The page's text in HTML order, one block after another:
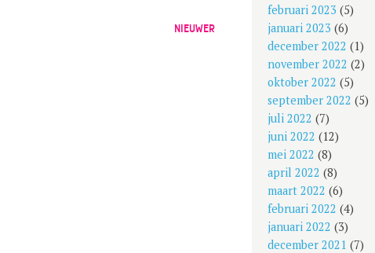
NIEUWER
februari 2023 (5)
januari 2023 (6)
december 2022 (1)
november 2022 (2)
oktober 2022 (5)
september 2022 (5)
juli 2022 (7)
juni 2022 (12)
mei 2022 (8)
april 2022 (8)
maart 2022 (6)
februari 2022 (4)
januari 2022 (3)
december 2021 (7)